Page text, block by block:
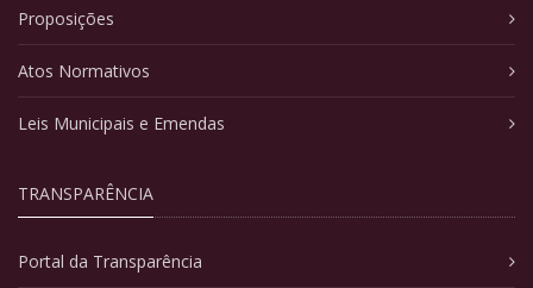
Proposições
Atos Normativos
Leis Municipais e Emendas
TRANSPARÊNCIA
Portal da Transparência